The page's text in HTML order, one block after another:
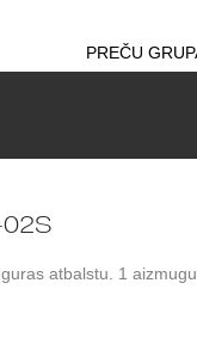
PREČU
atbalstu. 1